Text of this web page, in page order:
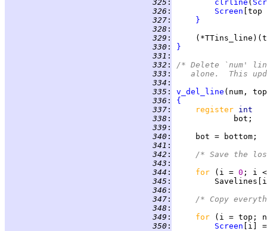
325 : clrline (
326 : Screen
327 :
}
328 :
329 :
330 :
}
331 :
332 :
/* Delete `num'
333 :
alone.  This
334 :
335 :
v_del_line
336 :
{
337 : register
338 :
339 :
340 :
341 :
342 :
/* Save the
343 :
344 : for (i = 0
345 :
346 :
347 :
/* Copy
348 :
349 :
for
350 : Screen [i]